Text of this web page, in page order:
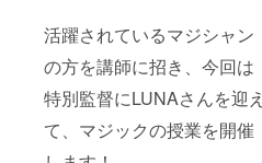
活躍されているマジシャン
の方を講師に招き、今回は
特別監督にLUNAさんを迎え
て、マジックの授業を開催